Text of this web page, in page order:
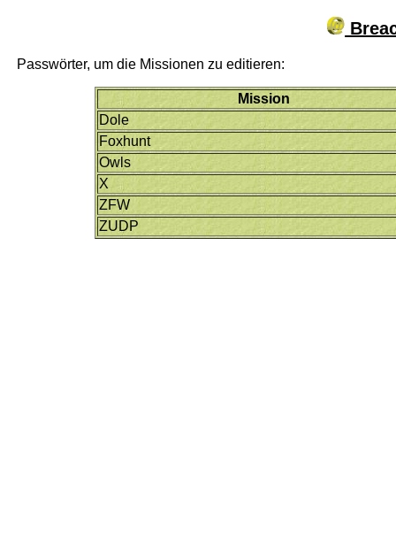
Passwörter, um die Missionen zu editieren:
Mission
Dole
Foxhunt
Owls
X
ZFW
ZUDP